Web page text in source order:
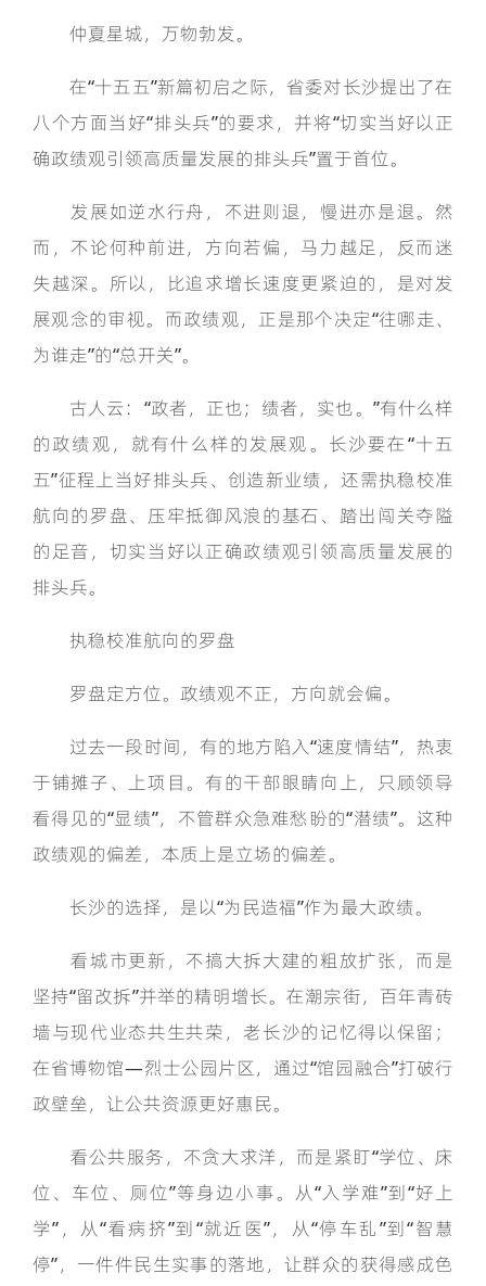
仲夏星城，万物勃发。
在“十五五”新篇初启之际，省委对长沙提出了在
八个方面当好“排头兵”的要求，并将“切实当好以正
确政绩观引领高质量发展的排头兵”置于首位。
发展如逆水行舟，不进则退，慢进亦是退。然
而，不论何种前进，方向若偏，马力越足，反而迷
失越深。所以，比追求增长速度更紧迫的，是对发
展观念的审视。而政绩观，正是那个决定“往哪走、
为谁走”的“总开关”。
古人云：“政者，正也；绩者，实也。”有什么样
的政绩观，就有什么样的发展观。长沙要在“十五
五”征程上当好排头兵、创造新业绩，还需执稳校准
航向的罗盘、压牢抵御风浪的基石、踏出闯关夺隘
的足音，切实当好以正确政绩观引领高质量发展的
排头兵。
执稳校准航向的罗盘
罗盘定方位。政绩观不正，方向就会偏。
过去一段时间，有的地方陷入“速度情结”，热衷
于铺摊子、上项目。有的干部眼睛向上，只顾领导
看得见的“显绩”，不管群众急难愁盼的“潜绩”。这种
政绩观的偏差，本质上是立场的偏差。
长沙的选择，是以“为民造福”作为最大政绩。
看城市更新，不搞大拆大建的粗放扩张，而是
坚持“留改拆”并举的精明增长。在潮宗街，百年青砖
墙与现代业态共生共荣，老长沙的记忆得以保留；
在省博物馆—烈士公园片区，通过“馆园融合”打破行
政壁垒，让公共资源更好惠民。
看公共服务，不贪大求洋，而是紧盯“学位、床
位、车位、厕位”等身边小事。从“入学难”到“好上
学”，从“看病挤”到“就近医”，从“停车乱”到“智慧
停”，一件件民生实事的落地，让群众的获得感成色